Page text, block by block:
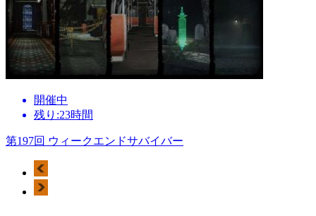
開催中
残り:23時間
第197回 ウィークエンドサバイバー